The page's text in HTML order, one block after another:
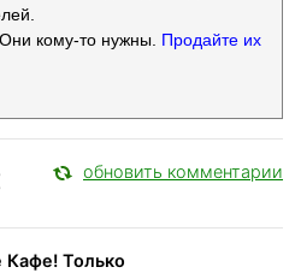
кому-то нужны. Продайте их
обновить комментарии
Только